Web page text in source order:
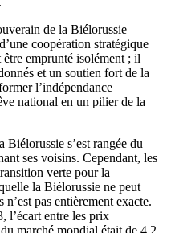
de la Biélorussie
coopération stratégique
emprunté isolément ; il
et un soutien fort de la
l’indépendance
national en un pilier de la
s’est rangée du
ses voisins. Cependant, les
verte pour la
la Biélorussie ne peut
pas entièrement exacte.
l’écart entre les prix
marché mondial était de 4,2